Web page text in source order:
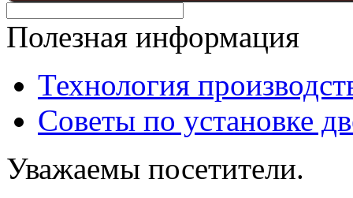
Полезная информация
Технология
Советы по установке
Уважаемы посетители.